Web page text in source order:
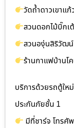
วัดถ้ำดาวเขาแก้
สวนดอกไม้บิ๊กเต้
สวนองุ่นสิริวัฒน์
ร้านกาแฟบ้านโ
บริการด้วยรถตู้ใ
ประกันภัยชั้น 1
มีที่ชาร์จ โทร